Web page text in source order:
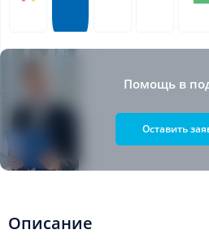
Помощь в
Оставить
Описание